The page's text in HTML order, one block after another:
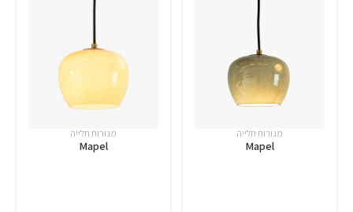
מנורות תלייה
Mapel
מנורות תלייה
Mapel